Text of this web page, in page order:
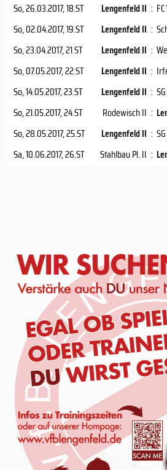
So, 26.03.2017, 18.ST Lengenfeld II :
So, 02.04.2017, 19.ST Lengenfeld II :
So, 23.04.2017, 21.ST Lengenfeld II :
So, 07.05.2017, 22.ST Lengenfeld II :
So, 14.05.2017, 23.ST Lengenfeld II :
So, 21.05.2017, 24.ST Rodewisch II :
So, 28.05.2017, 25.ST Lengenfeld II :
Sa, 10.06.2017, 26.ST Stahlbau Pl. II :